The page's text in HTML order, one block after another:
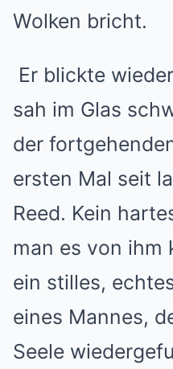
Wolken bricht.
Er blickte
sah im Glas
der
ersten Mal seit
Reed. Kein
man es von ihm
ein stilles,
eines Mannes,
Seele